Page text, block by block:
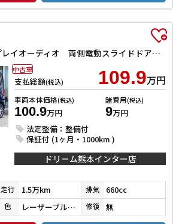
X VS SAIII ディスプレイオーディオ 両側電動スライドドア 衝突被害軽減システム オートマチックハイビーム オートライト スマートキー アイドリングストップ 電動格納ミラー シートヒーター ベンチシート CVT
支払総額(税込) 109.9万円
車両本体価格(税込)
100.9万円
諸費用(税込)
9万円
法定整備：整備付
保証付 (1ヶ月・1000km )
中古車
ドリーム熊本インター店
走行 1.5万km 排気 660cc
色 レーザーブルークリスタルシャイン 修復 無